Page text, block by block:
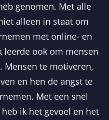
genomen. Met alle
alleen in staat om
met online- en
ook om mensen
Mensen te motiveren,
en hen de angst te
Met een snel
ik het gevoel en het